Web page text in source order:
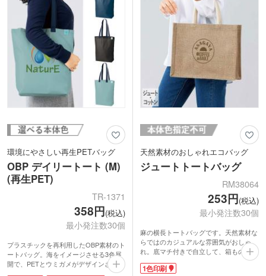
環境にやさしい再生PETバッグ
OBP デイリートート (M)
(再生PET)
TR-1371
358円(税込)
最小発注数30個
プラスチックを再利用したOBP素材のト
ートバッグ。海をイメージさせる3色展
開で、PETとウミガメがデザインされた
OBP専用のネームタグが付いています。
天然素材のおしゃれエコバッグ
ジュートトートバッグ
RM38064
253円(税込)
最小発注数30個
麻の横長トートバッグです。天然素材な
らではのカジュアルな雰囲気がおしゃ
れ。底マチ付きで自立して、箱ものなど
もきれいに収まります。500mlのペット
ボトルが縦に入る使い勝手の良い大き
1色印刷